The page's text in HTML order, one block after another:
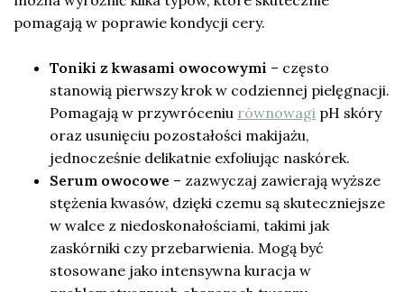
pomagają w poprawie kondycji cery.
Toniki z kwasami owocowymi – często
stanowią pierwszy krok w codziennej pielęgnacji.
Pomagają w przywróceniu równowagi pH skóry
oraz usunięciu pozostałości makijażu,
jednocześnie delikatnie exfoliując naskórek.
Serum owocowe – zazwyczaj zawierają wyższe
stężenia kwasów, dzięki czemu są skuteczniejsze
w walce z niedoskonałościami, takimi jak
zaskórniki czy przebarwienia. Mogą być
stosowane jako intensywna kuracja w